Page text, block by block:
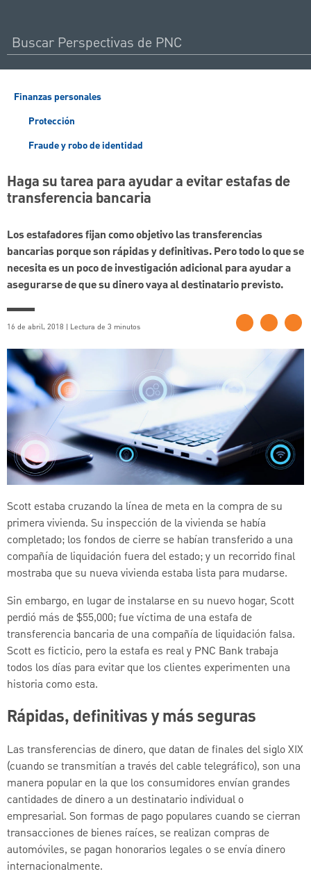
Finanzas personales
Protección
Fraude y robo de identidad
Haga su tarea para ayudar a evitar estafas de
transferencia bancaria
Los estafadores fijan como objetivo las transferencias
bancarias porque son rápidas y definitivas. Pero todo lo que se
necesita es un poco de investigación adicional para ayudar a
asegurarse de que su dinero vaya al destinatario previsto.
16 de abril, 2018 | Lectura de 3 minutos
Scott estaba cruzando la línea de meta en la compra de su
primera vivienda. Su inspección de la vivienda se había
completado; los fondos de cierre se habían transferido a una
compañía de liquidación fuera del estado; y un recorrido final
mostraba que su nueva vivienda estaba lista para mudarse.
Sin embargo, en lugar de instalarse en su nuevo hogar, Scott
perdió más de $55,000; fue víctima de una estafa de
transferencia bancaria de una compañía de liquidación falsa.
Scott es ficticio, pero la estafa es real y PNC Bank trabaja
todos los días para evitar que los clientes experimenten una
historia como esta.
Rápidas, definitivas y más seguras
Las transferencias de dinero, que datan de finales del siglo XIX
(cuando se transmitían a través del cable telegráfico), son una
manera popular en la que los consumidores envían grandes
cantidades de dinero a un destinatario individual o
empresarial. Son formas de pago populares cuando se cierran
transacciones de bienes raíces, se realizan compras de
automóviles, se pagan honorarios legales o se envía dinero
internacionalmente.